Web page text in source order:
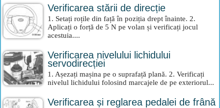
Verificarea stării de direcție
1. Setați roțile din față în poziția drept înainte. 2.
Aplicați o forță de 5 N pe volan și verificați jocul
acestuia....
Verificarea nivelului lichidului
servodirecției
1. Așezați mașina pe o suprafață plană. 2. Verificați
nivelul lichidului folosind marcajele de pe exteriorul...
Verificarea și reglarea pedalei de frână